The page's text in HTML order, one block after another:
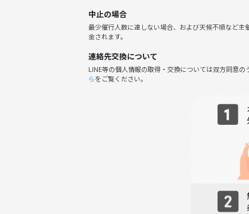
中止の場合
最少催行人数に達しない場合、および天候不順など
金されます。
連絡先交換について
LINE等の個人情報の取得・交換については双方同意
らをご覧ください。